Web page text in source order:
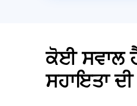
ਕੋਈ ਸਵਾਲ
ਸਹਾਇਤਾ